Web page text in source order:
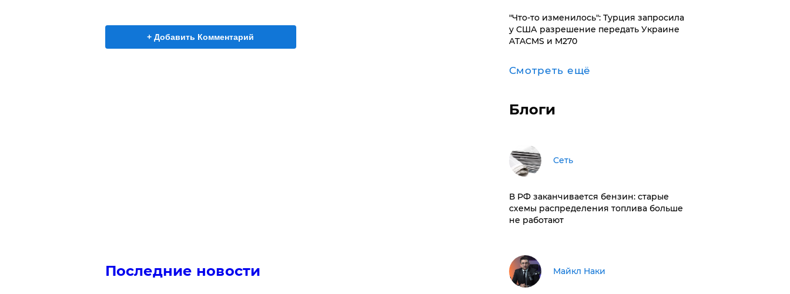
+ Добавить Комментарий
Последние новости
​"Что-то изменилось": Турция запросила
у США разрешение передать Украине
ATACMS и M270
Смотреть ещё
Блоги
Сеть
​В РФ заканчивается бензин: старые
схемы распределения топлива больше
не работают
Майкл Наки